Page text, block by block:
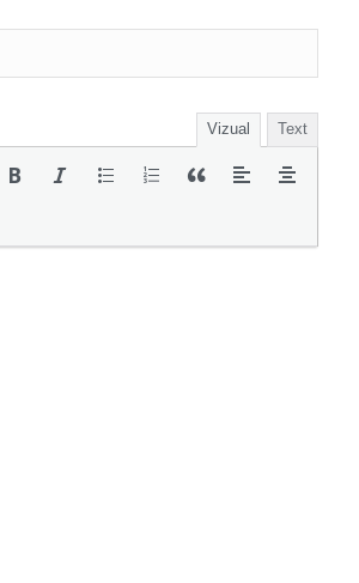
Vizual Text